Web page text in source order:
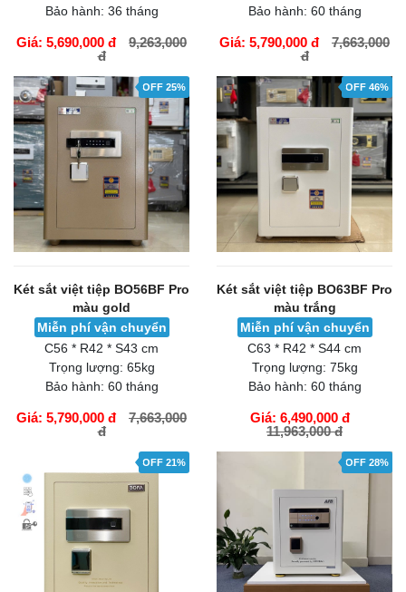
Bảo hành: 36 tháng
Giá: 5,690,000 đ
9,263,000
đ
Bảo hành: 60 tháng
Giá: 5,790,000 đ
7,663,000
đ
OFF 25%
Két sắt việt tiệp BO56BF Pro
màu gold
Miễn phí vận chuyển
C56 * R42 * S43 cm
Trọng lượng: 65kg
Bảo hành: 60 tháng
Giá: 5,790,000 đ
7,663,000
đ
OFF 46%
Két sắt việt tiệp BO63BF Pro
màu trắng
Miễn phí vận chuyển
C63 * R42 * S44 cm
Trọng lượng: 75kg
Bảo hành: 60 tháng
Giá: 6,490,000 đ
11,963,000 đ
GIỎ HÀNG
OFF 21% OFF 28%